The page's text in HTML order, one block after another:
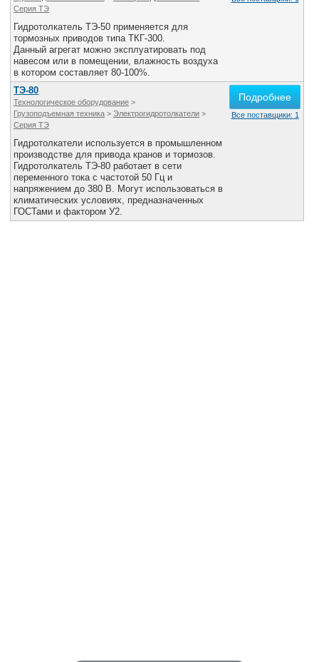
Серия ТЭ
Гидротолкатель ТЭ-50 применяется для
тормозных приводов типа ТКГ-300.
Данный агрегат можно эксплуатировать под
навесом или в помещении, влажность воздуха
в котором составляет 80-100%.
ТЭ-80
Технологическое оборудование >
Грузоподъемная техника > Электрогидротолкатели >
Серия ТЭ
Гидротолкатели используется в промышленном
производстве для привода кранов и тормозов.
Гидротолкатель ТЭ-80 работает в сети
переменного тока с частотой 50 Гц и
напряжением до 380 В. Могут использоваться в
климатических условиях, предназначенных
ГОСТами и фактором У2.
Подробнее
Все поставщики: 1